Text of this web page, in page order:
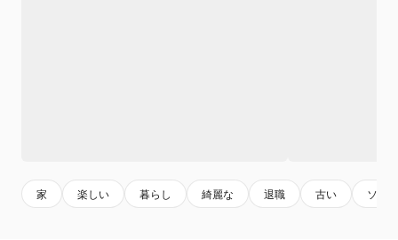
家 楽しい 暮らし 綺麗な 退職 古い ソファ